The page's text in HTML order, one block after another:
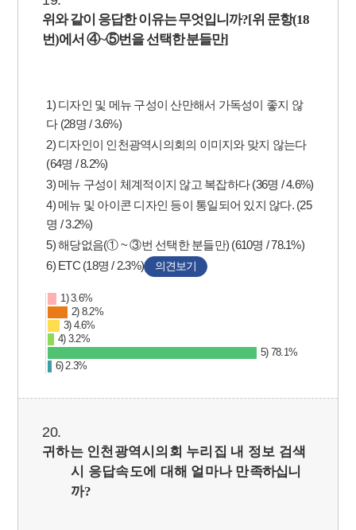
위와 같이 응답한 이유는 무엇입니까?[위 문항(18
번)에서④~⑤번을 선택한 분들만]
1) 디자인 및 메뉴 구성이 산만해서 가독성이 좋지 않
다 (28명 / 3.6%)
2) 디자인이 인천광역시의회의 이미지와 맞지 않는다
(64명 / 8.2%)
3) 메뉴 구성이 체계적이지 않고 복잡하다 (36명 / 4.6%)
4) 메뉴 및 아이콘 디자인 등이 통일되어 있지 않다. (25
명 / 3.2%)
5) 해당없음(① ~ ③번 선택한 분들만) (610명 / 78.1%)
6) ETC (18명 / 2.3%)
의견보기
1) 3.6%
2) 8.2%
3) 4.6%
4) 3.2%
5) 78.1%
6) 2.3%
20.
귀하는 인천광역시의회 누리집 내 정보 검색
시 응답속도에 대해 얼마나 만족하십니
까?